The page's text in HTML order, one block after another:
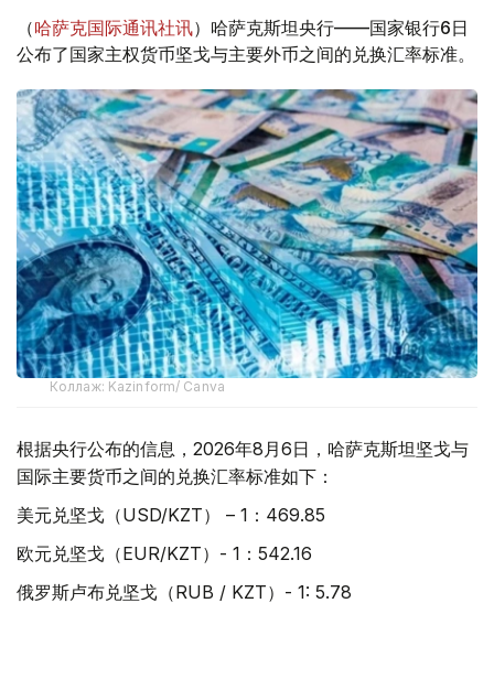
（哈萨克国际通讯社讯）哈萨克斯坦央行——国家银行6日
公布了国家主权货币坚戈与主要外币之间的兑换汇率标准。
Коллаж: Kazinform/ Canva
根据央行公布的信息，2026年8月6日，哈萨克斯坦坚戈与
国际主要货币之间的兑换汇率标准如下：
美元兑坚戈（USD/KZT） – 1：469.85
欧元兑坚戈（EUR/KZT）- 1：542.16
俄罗斯卢布兑坚戈（RUB / KZT）- 1: 5.78